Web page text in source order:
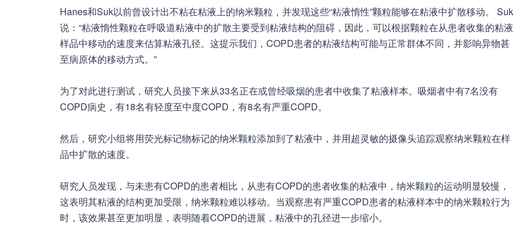
Hanes和Suk以前曾设计出不粘在粘液上的纳米颗粒，并发现这些“粘液惰性”颗粒能够在粘液中扩散移动。 Suk
说：“粘液惰性颗粒在呼吸道粘液中的扩散主要受到粘液结构的阻碍，因此，可以根据颗粒在从患者收集的粘液
样品中移动的速度来估算粘液孔径。这提示我们，COPD患者的粘液结构可能与正常群体不同，并影响异物甚
至病原体的移动方式。”
为了对此进行测试，研究人员接下来从33名正在或曾经吸烟的患者中收集了粘液样本。吸烟者中有7名没有
COPD病史，有18名有轻度至中度COPD，有8名有严重COPD。
然后，研究小组将用荧光标记物标记的纳米颗粒添加到了粘液中，并用超灵敏的摄像头追踪观察纳米颗粒在样
品中扩散的速度。
研究人员发现，与未患有COPD的患者相比，从患有COPD的患者收集的粘液中，纳米颗粒的运动明显较慢，
这表明其粘液的结构更加受限，纳米颗粒难以移动。当观察患有严重COPD患者的粘液样本中的纳米颗粒行为
时，该效果甚至更加明显，表明随着COPD的进展，粘液中的孔径进一步缩小。